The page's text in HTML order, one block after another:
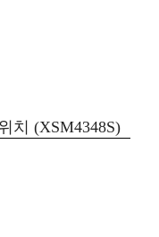
치 (XSM4348S)